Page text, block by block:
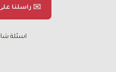
✉️ راسلنا
10 اسئلة